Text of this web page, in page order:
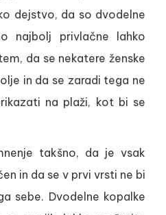
dejstvo, da so dvodelne
najbolj privlačne lahko
da se nekatere ženske
in da se zaradi tega ne
na plaži, kot bi se
takšno, da je vsak
in da se v prvi vrsti ne bi
sebe. Dvodelne kopalke